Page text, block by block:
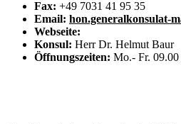
Fax: +49 7031 41 95 35
Email: hon.generalkonsulat-
Webseite:
Konsul: Herr Dr. Helmut Baur
Öffnungszeiten: Mo.- Fr.